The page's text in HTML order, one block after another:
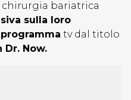
bariatrica
sulla loro
tv dal titolo
Dr. Now.